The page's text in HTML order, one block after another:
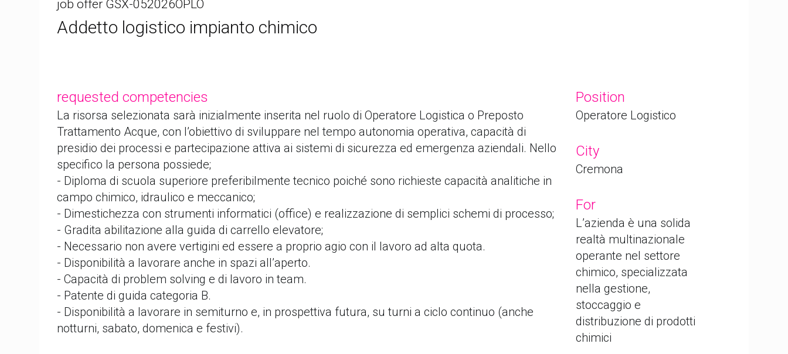
job offer GSX-052026OPLO
Addetto logistico impianto chimico
requested competencies
La risorsa selezionata sarà inizialmente inserita nel ruolo di Operatore Logistica o Preposto
Trattamento Acque, con l’obiettivo di sviluppare nel tempo autonomia operativa, capacità di
presidio dei processi e partecipazione attiva ai sistemi di sicurezza ed emergenza aziendali. Nello
specifico la persona possiede;
- Diploma di scuola superiore preferibilmente tecnico poiché sono richieste capacità analitiche in
campo chimico, idraulico e meccanico;
- Dimestichezza con strumenti informatici (office) e realizzazione di semplici schemi di processo;
- Gradita abilitazione alla guida di carrello elevatore;
- Necessario non avere vertigini ed essere a proprio agio con il lavoro ad alta quota.
- Disponibilità a lavorare anche in spazi all’aperto.
- Capacità di problem solving e di lavoro in team.
- Patente di guida categoria B.
- Disponibilità a lavorare in semiturno e, in prospettiva futura, su turni a ciclo continuo (anche
notturni, sabato, domenica e festivi).
Position
Operatore Logistico
City
Cremona
For
L’azienda è una solida
realtà multinazionale
operante nel settore
chimico, specializzata
nella gestione,
stoccaggio e
distribuzione di prodotti
chimici